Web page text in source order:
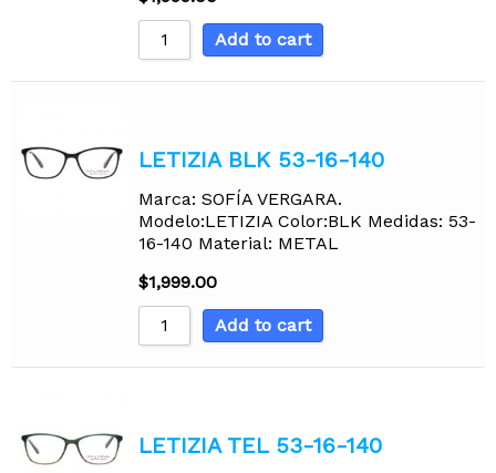
Add to cart
LETIZIA BLK 53-16-140
Marca: SOFÍA VERGARA.
Modelo:LETIZIA Color:BLK Medidas: 53-
16-140 Material: METAL
$1,999.00
Add to cart
LETIZIA TEL 53-16-140